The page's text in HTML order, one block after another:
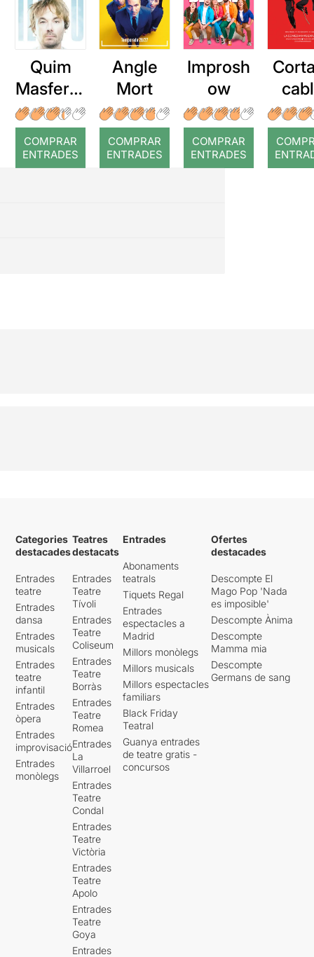
Quim
Masferre
r: Temps
COMPRAR
ENTRADES
Angle
Mort
COMPRAR
ENTRADES
Improsh
ow
COMPRAR
ENTRADES
Categories
destacades
Entrades
teatre
Entrades
dansa
Entrades
musicals
Entrades
teatre
infantil
Entrades
òpera
Entrades
improvisació
Entrades
monòlegs
Teatres
destacats
Entrades
Teatre
Tívoli
Entrades
Teatre
Coliseum
Entrades
Teatre
Borràs
Entrades
Teatre
Romea
Entrades
La
Villarroel
Entrades
Teatre
Condal
Entrades
Teatre
Victòria
Entrades
Teatre
Apolo
Entrades
Teatre
Goya
Entrades
Entrades
Abonaments
teatrals
Tiquets Regal
Entrades
espectacles a
Madrid
Millors monòlegs
Millors musicals
Millors espectacles
familiars
Black Friday
Teatral
Guanya entrades
de teatre gratis -
concursos
Ofertes
destacades
Descompte El
Mago Pop 'Nada
es imposible'
Descompte Ànima
Descompte
Mamma mia
Descompte
Germans de sang